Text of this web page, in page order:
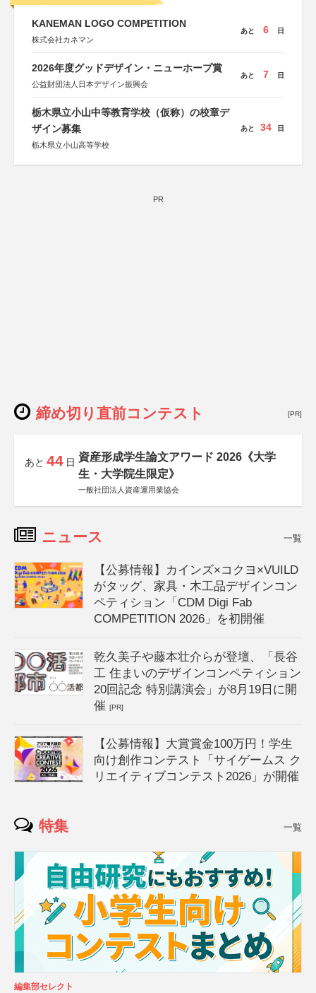
KANEMAN LOGO COMPETITION
株式会社カネマン
あと 6 日
2026年度グッドデザイン・ニューホープ賞
公益財団法人日本デザイン振興会
あと 7 日
栃木県立小山中等教育学校（仮称）の校章デ
ザイン募集
栃木県立小山高等学校
あと 34 日
PR
締め切り直前コンテスト [PR]
あと 44 日 資産形成学生論文アワード 2026《大学
生・大学院生限定》
一般社団法人資産運用業協会
ニュース 一覧
【公募情報】カインズ×コクヨ×VUILD
がタッグ、家具・木工品デザインコン
ペティション「CDM Digi Fab
COMPETITION 2026」を初開催
乾久美子や藤本壮介らが登壇、「長谷
工 住まいのデザインコンペティション
20回記念 特別講演会」が8月19日に開
催[PR]
【公募情報】大賞賞金100万円！学生
向け創作コンテスト「サイゲームス ク
リエイティブコンテスト2026」が開催
特集 一覧
編集部セレクト